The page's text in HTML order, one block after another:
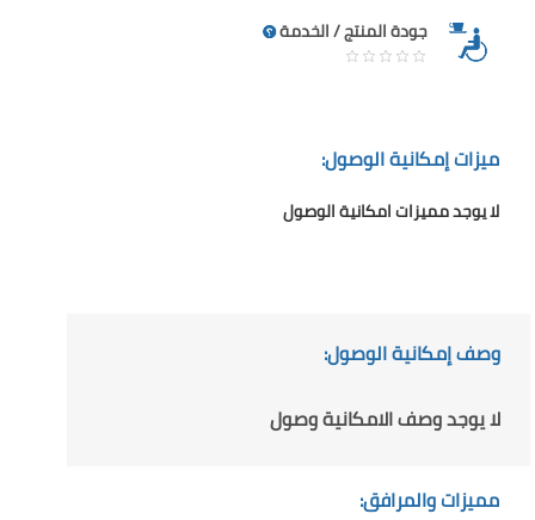
جودة المنتج / الخدمة
ميزات إمكانية الوصول:
لا يوجد مميزات امكانية الوصول
وصف إمكانية الوصول:
لا يوجد وصف الامكانية وصول
مميزات والمرافق: